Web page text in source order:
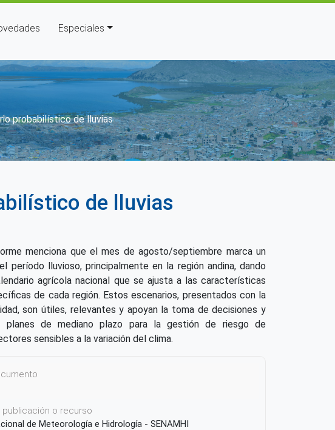
Especiales
la navegación
probabilístico de lluvias
de lluvias
menciona que el mes de agosto/septiembre marca un
período lluvioso, principalmente en la región andina, dando
agrícola nacional que se ajusta a las características
de cada región. Estos escenarios, presentados con la
son útiles, relevantes y apoyan la toma de decisiones y
planes de mediano plazo para la gestión de riesgo de
sensibles a la variación del clima.
publicación o recurso
de Meteorología e Hidrología - SENAMHI